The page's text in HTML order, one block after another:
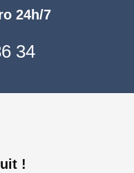
24h/7
34
!